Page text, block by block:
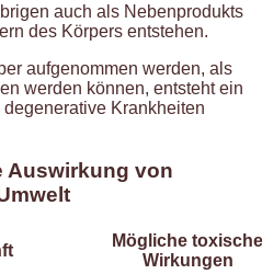
auch als Nebenprodukts
des Körpers entstehen.
aufgenommen werden, als
werden können, entsteht ein
Krankheiten
Auswirkung von
Mögliche toxische
Wirkungen